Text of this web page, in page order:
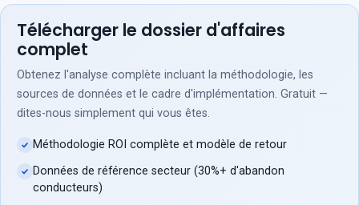
Télécharger le dossier d'affaires
complet
Obtenez l'analyse complète incluant la méthodologie, les
sources de données et le cadre d'implémentation. Gratuit —
dites-nous simplement qui vous êtes.
Méthodologie ROI complète et modèle de retour
Données de référence secteur (30%+ d'abandon
conducteurs)